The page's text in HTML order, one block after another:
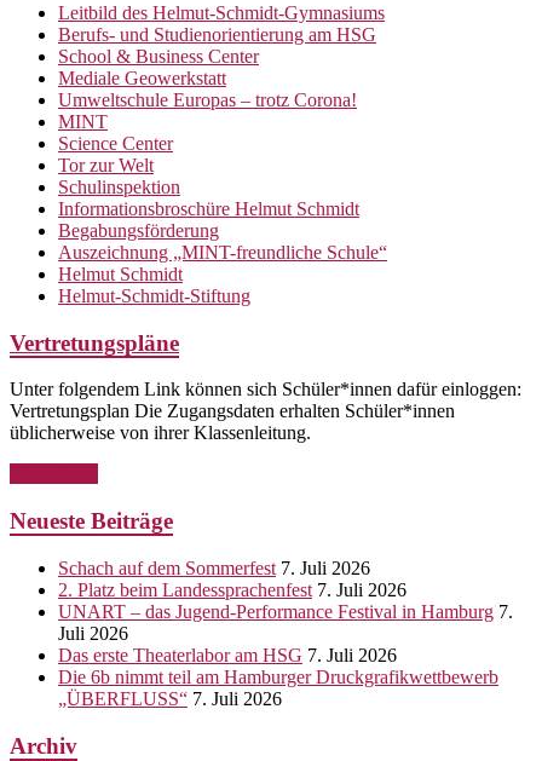
Leitbild des Helmut-Schmidt-Gymnasiums
Berufs- und Studienorientierung am HSG
School & Business Center
Mediale Geowerkstatt
Umweltschule Europas – trotz Corona!
MINT
Science Center
Tor zur Welt
Schulinspektion
Informationsbroschüre Helmut Schmidt
Begabungsförderung
Auszeichnung „MINT-freundliche Schule“
Helmut Schmidt
Helmut-Schmidt-Stiftung
Vertretungspläne
Unter folgendem Link können sich Schüler*innen dafür einloggen:
Vertretungsplan Die Zugangsdaten erhalten Schüler*innen
üblicherweise von ihrer Klassenleitung.
Neueste Beiträge
Schach auf dem Sommerfest 7. Juli 2026
2. Platz beim Landessprachenfest 7. Juli 2026
UNART – das Jugend-Performance Festival in Hamburg 7.
Juli 2026
Das erste Theaterlabor am HSG 7. Juli 2026
Die 6b nimmt teil am Hamburger Druckgrafikwettbewerb
„ÜBERFLUSS“ 7. Juli 2026
Archiv